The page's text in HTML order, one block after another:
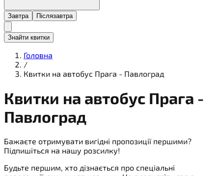
Завтра Післязавтра
Знайти квитки
Головна
/
Квитки на автобус Прага - Павлоград
Квитки на автобус Прага -
Павлоград
Бажаєте отримувати вигідні пропозиції першими?
Підпишіться на нашу розсилку!
Будьте першим, хто дізнається про спеціальні